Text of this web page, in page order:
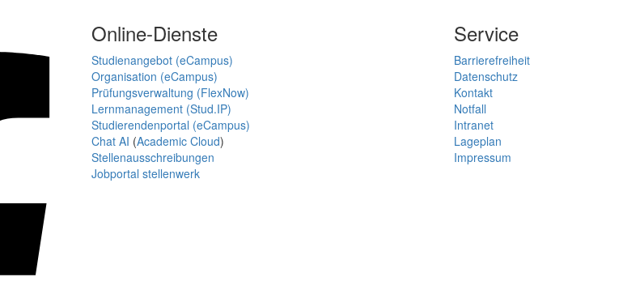
Online-Dienste
Studienangebot (eCampus)
Organisation (eCampus)
Prüfungsverwaltung (FlexNow)
Lernmanagement (Stud.IP)
Studierendenportal (eCampus)
Chat AI (Academic Cloud)
Stellenausschreibungen
Jobportal stellenwerk
Service
Barrierefreiheit
Datenschutz
Kontakt
Notfall
Intranet
Lageplan
Impressum